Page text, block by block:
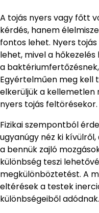
A tojás nyers vagy főtt
kérdés, hanem
fontos lehet. Nyers
lehet, mivel a
a
Egyértelműen meg kell
elkerüljük a
nyers tojás feltörésekor.
Fizikai szempontból
ugyanúgy néz ki
a bennük zajló
különbség teszi
megkülönböztetést. A
eltérések a testek
különbségeiből adódnak.